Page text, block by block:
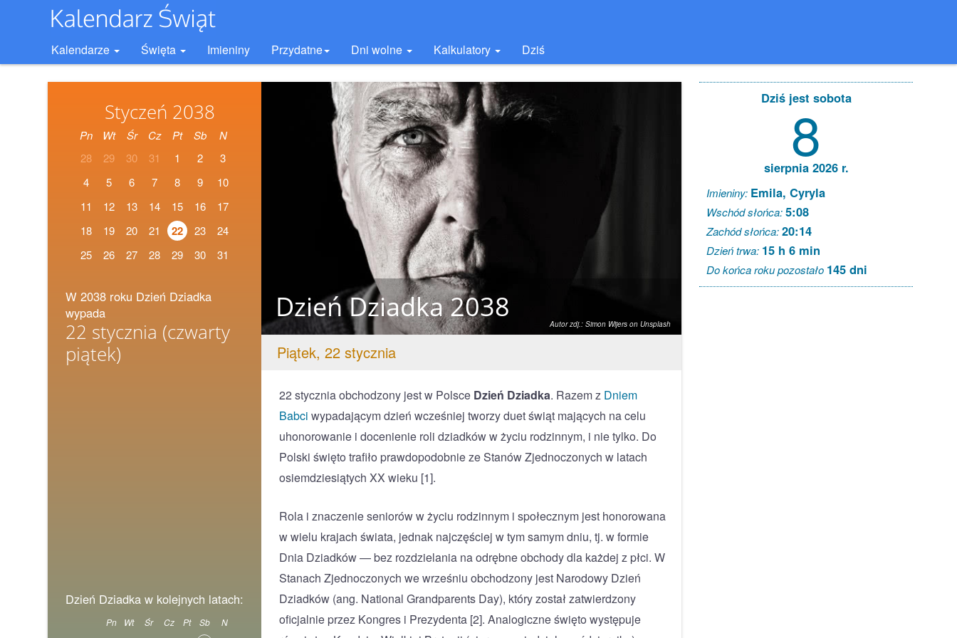
Kalendarze Święta Imieniny Przydatne Dni wolne Kalkulatory Dziś
Styczeń 2038
Pn Wt Śr Cz Pt Sb
N
28
29 30 31 1 2
3
4
5 6 7 8 9
10
11
12 13 14 15 16
17
18
19 20 21 22 23
24
25
26 27 28 29 30 31
W 2038 roku Dzień Dziadka
wypada
22 stycznia (czwarty
piątek)
Dzień Dziadka w kolejnych latach:
Pn Wt Śr Cz Pt Sb N
Dzień Dziadka 2038
Piątek, 22 stycznia
Autor zdj.: Simon Wijers on Unsplash
22 stycznia obchodzony jest w Polsce Dzień Dziadka. Razem z Dniem
Babci wypadającym dzień wcześniej tworzy duet świąt mających na celu
uhonorowanie i docenienie roli dziadków w życiu rodzinnym, i nie tylko. Do
Polski święto trafiło prawdopodobnie ze Stanów Zjednoczonych w latach
osiemdziesiątych XX wieku [1].
Rola i znaczenie seniorów w życiu rodzinnym i społecznym jest honorowana
w wielu krajach świata, jednak najczęściej w tym samym dniu, tj. w formie
Dnia Dziadków — bez rozdzielania na odrębne obchody dla każdej z płci. W
Stanach Zjednoczonych we wrześniu obchodzony jest Narodowy Dzień
Dziadków (ang. National Grandparents Day), który został zatwierdzony
oficjalnie przez Kongres i Prezydenta [2]. Analogiczne święto występuje
Dziś jest sobota
8
sierpnia 2026 r.
Imieniny: Emila, Cyryla
Wschód słońca:5:08
Zachód słońca:20:14
Dzień trwa: 15 h 6 min
Do końca roku pozostało 145 dni